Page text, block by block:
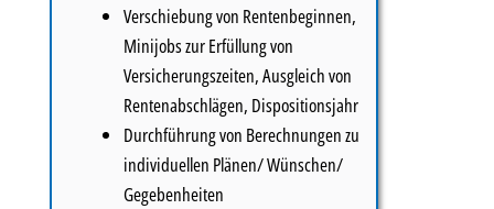
Verschiebung von Rentenbeginnen,
Minijobs zur Erfüllung von
Versicherungszeiten, Ausgleich von
Rentenabschlägen, Dispositionsjahr
Durchführung von Berechnungen zu
individuellen Plänen/ Wünschen/
Gegebenheiten